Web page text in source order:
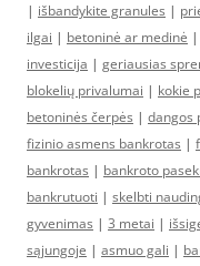
| išbandykite granules |
ilgai | betoninė ar medinė |
investicija | geriausias
blokelių privalumai | kokie
betoninės čerpės | dangos
fizinio asmens bankrotas |
bankrotas | bankroto
bankrutuoti | skelbti
gyvenimas | 3 metai |
sąjungoje | asmuo gali |